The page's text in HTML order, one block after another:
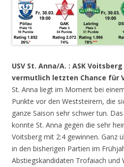
USV St. Anna/A. : ASK
vermutlich letzten Chance für
St. Anna liegt im Moment bei
Punkte vor den Weststeirern, die
ganze Saison sehr schwer tun.
konnte St. Anna gegen die sehr
Voitsberg mit 2:4 gewinnen. Ganz
in den bisherigen Partien im
Abstiegskandidaten Trofaiach und